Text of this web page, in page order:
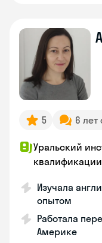
5 6 лет
Уральский
Изучала
опытом
Работала
Америке